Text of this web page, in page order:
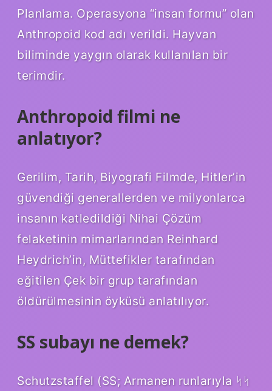
Planlama. Operasyona “insan formu” olan
Anthropoid kod adı verildi. Hayvan
biliminde yaygın olarak kullanılan bir
terimdir.
Anthropoid filmi ne
anlatıyor?
Gerilim, Tarih, Biyografi Filmde, Hitler’in
güvendiği generallerden ve milyonlarca
insanın katledildiği Nihai Çözüm
felaketinin mimarlarından Reinhard
Heydrich’in, Müttefikler tarafından
eğitilen Çek bir grup tarafından
öldürülmesinin öyküsü anlatılıyor.
SS subayı ne demek?
Schutzstaffel (SS; Armanen runlarıyla ᛋᛋ